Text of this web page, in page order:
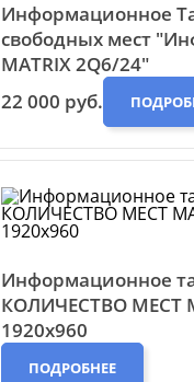
Информационное
свободных мест
MATRIX 2Q6/24"
22 000 руб.
Информационное
КОЛИЧЕСТВО МЕСТ
1920х960
ПОДРОБНЕЕ